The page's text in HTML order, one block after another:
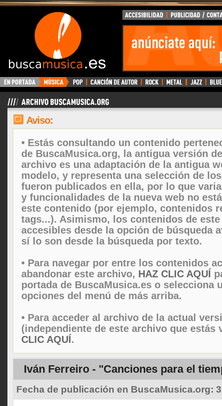
Aviso:
• Estás consultando un contenido
de BuscaMusica.org, la antigua versión
archivo es una adaptación de la antigua
modelo, y representa una selección de
fueron publicados en ella, por lo que
y funcionalidades de la nueva web no
este contenido (por ejemplo, contenidos
tags...). Asimismo, los contenidos de
accesibles desde la opción de búsqueda
sí lo son desde la búsqueda por texto.
• Para navegar por entre los contenidos
abandonar este archivo, HAZ CLIC AQUÍ
portada de BuscaMusica.es o selecciona
opciones del menú de más arriba.
• Para acceder al archivo de la actual
(independiente de este archivo que
CLIC AQUÍ.
Iván Ferreiro - "Canciones para el
Fecha de publicación en BuscaMusica.org: